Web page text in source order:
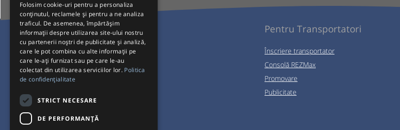
Pentru Călători
Curse autobuz
Plecări/Sosiri
Setări de cookie-uri
Pentru Transportatori
Înscriere transportator
Consolă REZMax
Promovare
Publicitate
Folosim cookie-uri pentru a personaliza
conținutul, reclamele și pentru a ne analiza
traficul. De asemenea, împărtășim
informații despre utilizarea site-ului nostru
cu partenerii noștri de publicitate și analiză,
care le pot combina cu alte informații pe
care le-ați furnizat sau pe care le-au
colectat din utilizarea serviciilor lor. Politica
de confidențialitate
STRICT NECESARE
DE PERFORMANȚĂ